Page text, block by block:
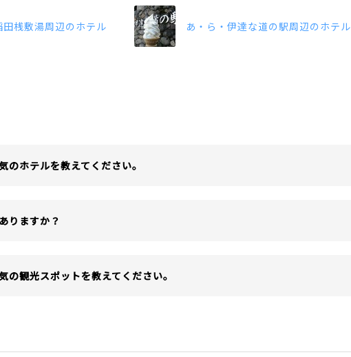
桟敷湯周辺のホテル あ・ら・伊達な道の駅周辺のホテル
のホテルを教えてください。
りますか？
の観光スポットを教えてください。